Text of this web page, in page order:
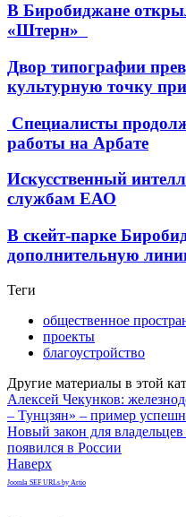
В Биробиджане
«Штерн»
Двор типографии
культурную точку
Специалисты
работы на Арбате
Искусственный
службам ЕАО
В скейт-парке
дополнительную
Теги
общественное
проекты
благоустройство
Другие материалы в этой
Алексей Чекунков:
– Тунцзян» – пример
Новый закон для
появился в России
Наверх
Joomla SEF URLs by Artio